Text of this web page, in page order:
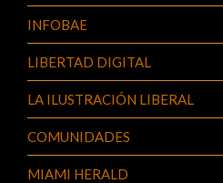
INFOBAE
LIBERTAD DIGITAL
LA ILUSTRACIÓN LIBERAL
COMUNIDADES
MIAMI HERALD